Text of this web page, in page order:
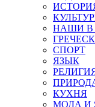
НАШИ В
СПОРТ
ЯЗЫК
КУХНЯ
МОДА И